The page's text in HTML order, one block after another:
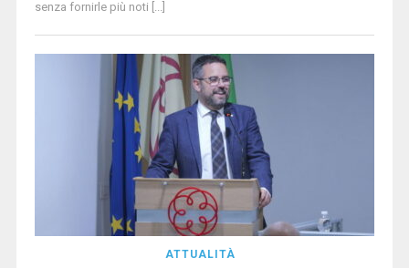
senza fornirle più noti [...]
ATTUALITÀ